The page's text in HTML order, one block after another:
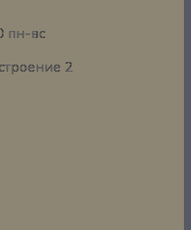
пн-вс
2